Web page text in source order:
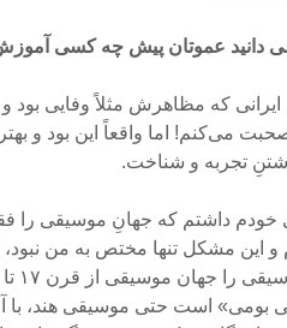
دانید عموتان پیش چه کسی
که مظاهرش مثلاً وفایی بود و
می‌­کنم! اما واقعاً این بود و
تجربه و شناخت.
خودم داشتم که جهانِ موسیقی
مشکل تنها مختص به من نبود،
بومی» است حتی موسیقی هند، با